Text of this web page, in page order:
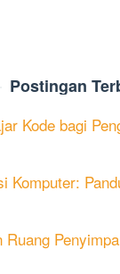
Postingan
Kode bagi
Komputer:
Ruang